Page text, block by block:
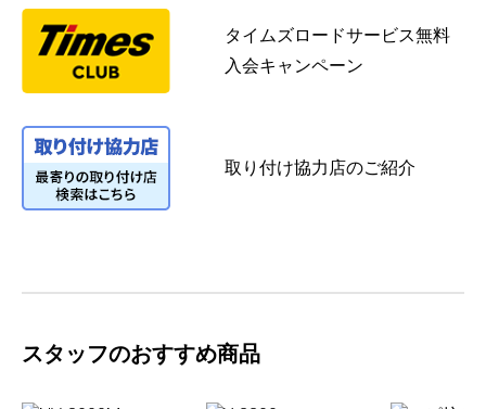
タイムズロードサービス無料
入会キャンペーン
取り付け協力店のご紹介
スタッフのおすすめ商品